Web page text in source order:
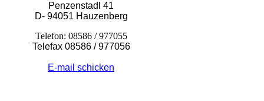
Penzenstadl 41
D- 94051 Hauzenberg
Telefon: 08586 / 977055
Telefax 08586 / 977056
E-mail schicken